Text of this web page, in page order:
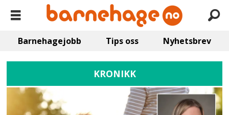
Barnehagejobb Tips oss Nyhetsbrev
KRONIKK